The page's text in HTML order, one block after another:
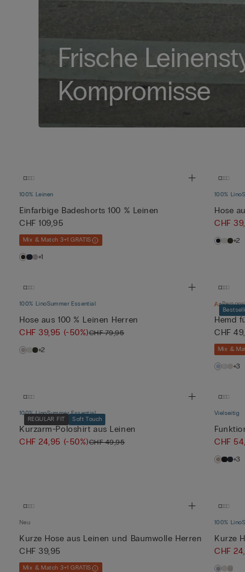
Frische
Kompromisse
100% Leinen
Einfarbige Badeshorts 100 % Leinen
CHF 109,95
Mix & Match 3+1 GRATIS
+1
100% Lino
Hose
CHF
+2
100% LinoSummer Essential
Hose aus 100 % Leinen Herren
CHF 39,95 (-50%)CHF 79,95
+2
Hemd
CHF
Mix &
+3
REGULAR FIT Soft Touch
100% LinoSummer Essential
Kurzarm-Poloshirt aus Leinen
CHF 24,95 (-50%)CHF 49,95
Vielseitig
CHF
+3
Neu
Kurze Hose aus Leinen und Baumwolle Herren
CHF 39,95
Mix & Match 3+1 GRATIS
100% Lino
Kurze
CHF